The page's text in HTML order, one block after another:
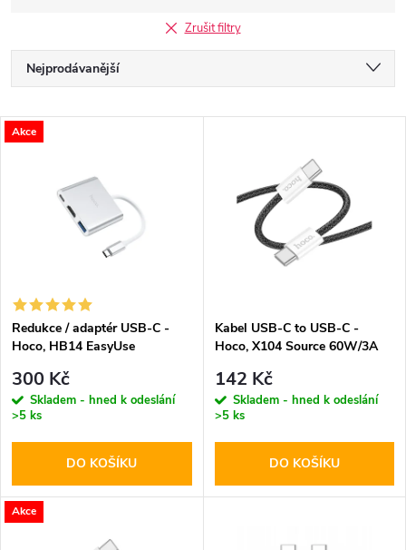
Zrušit filtry
Ř
a
í
p
r
o
d
u
Nejprodávanější
Nejdražší
Abecedně
V
s
p
r
o
d
Akce
Redukce / adaptér USB-C -
Hoco, HB14 EasyUse
300 Kč
Skladem - hned k odeslání
>5 ks
DO KOŠÍKU
Kabel USB-C to USB-C -
Hoco, X104 Source 60W/3A
142 Kč
Skladem - hned k odeslání
>5 ks
DO KOŠÍKU
Akce